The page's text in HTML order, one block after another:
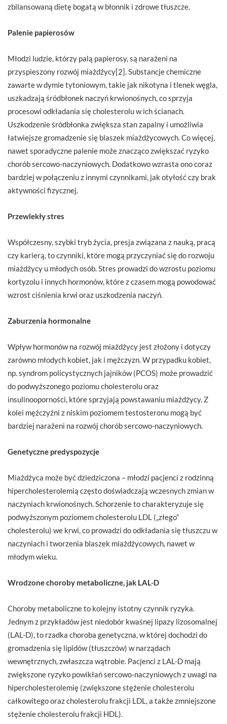
zbilansowaną dietę bogatą w błonnik i zdrowe tłuszcze.
Palenie papierosów
Młodzi ludzie, którzy palą papierosy, są narażeni na
przyspieszony rozwój miażdżycy[2]. Substancje chemiczne
zawarte w dymie tytoniowym, takie jak nikotyna i tlenek węgla,
uszkadzają śródbłonek naczyń krwionośnych, co sprzyja
procesowi odkładania się cholesterolu w ich ścianach.
Uszkodzenie śródbłonka zwiększa stan zapalny i umożliwia
łatwiejsze gromadzenie się blaszek miażdżycowych. Co więcej,
nawet sporadyczne palenie może znacząco zwiększać ryzyko
chorób sercowo-naczyniowych. Dodatkowo wzrasta ono coraz
bardziej w połączeniu z innymi czynnikami, jak otyłość czy brak
aktywności fizycznej.
Przewlekły stres
Współczesny, szybki tryb życia, presja związana z nauką, pracą
czy karierą, to czynniki, które mogą przyczyniać się do rozwoju
miażdżycy u młodych osób. Stres prowadzi do wzrostu poziomu
kortyzolu i innych hormonów, które z czasem mogą powodować
wzrost ciśnienia krwi oraz uszkodzenia naczyń.
Zaburzenia hormonalne
Wpływ hormonów na rozwój miażdżycy jest złożony i dotyczy
zarówno młodych kobiet, jak i mężczyzn. W przypadku kobiet,
np. syndrom policystycznych jajników (PCOS) może prowadzić
do podwyższonego poziomu cholesterolu oraz
insulinooporności, które sprzyjają powstawaniu miażdżycy. Z
kolei mężczyźni z niskim poziomem testosteronu mogą być
bardziej narażeni na rozwój chorób sercowo-naczyniowych.
Genetyczne predyspozycje
Miażdżyca może być dziedziczona – młodzi pacjenci z rodzinną
hipercholesterolemią często doświadczają wczesnych zmian w
naczyniach krwionośnych. Schorzenie to charakteryzuje się
podwyższonym poziomem cholesterolu LDL („złego”
cholesterolu) we krwi, co prowadzi do odkładania się tłuszczu w
naczyniach i tworzenia blaszek miażdżycowych, nawet w
młodym wieku.
Wrodzone choroby metaboliczne, jak LAL-D
Choroby metaboliczne to kolejny istotny czynnik ryzyka.
Jednym z przykładów jest niedobór kwaśnej lipazy lizosomalnej
(LAL-D), to rzadka choroba genetyczna, w której dochodzi do
gromadzenia się lipidów (tłuszczów) w narządach
wewnętrznych, zwłaszcza wątrobie. Pacjenci z LAL-D mają
zwiększone ryzyko powikłań sercowo-naczyniowych z uwagi na
hipercholesterolemię (zwiększone stężenie cholesterolu
całkowitego oraz cholesterolu frakcji LDL, a także zmniejszone
stężenie cholesterolu frakcji HDL).